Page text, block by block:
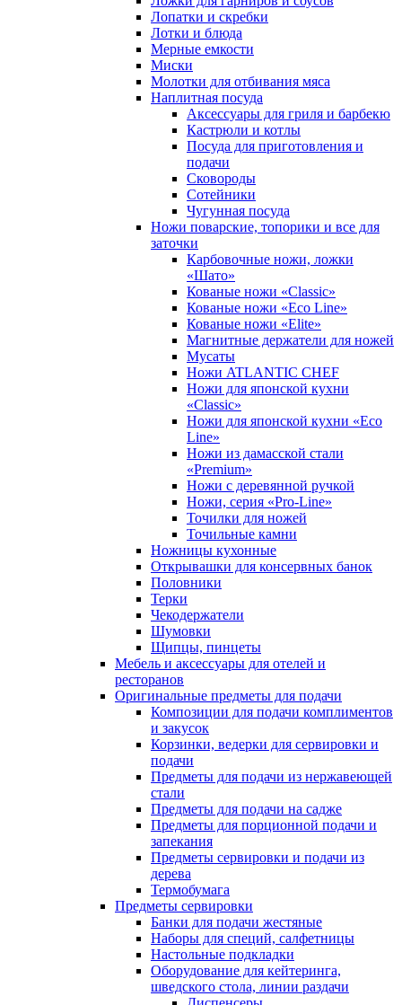
Лопатки и скребки
Лотки и блюда
Мерные емкости
Миски
Молотки для отбивания мяса
Наплитная посуда
Аксессуары для гриля и барбекю
Кастрюли и котлы
Посуда для приготовления и
подачи
Сковороды
Сотейники
Чугунная посуда
Ножи поварские, топорики и все для
заточки
Карбовочные ножи, ложки
«Шато»
Кованые ножи «Classic»
Кованые ножи «Eco Line»
Кованые ножи «Elite»
Магнитные держатели для ножей
Мусаты
Ножи ATLANTIC CHEF
Ножи для японской кухни
«Classic»
Ножи для японской кухни «Eco
Line»
Ножи из дамасской стали
«Premium»
Ножи с деревянной ручкой
Ножи, серия «Pro-Line»
Точилки для ножей
Точильные камни
Ножницы кухонные
Открывашки для консервных банок
Половники
Терки
Чекодержатели
Шумовки
Щипцы, пинцеты
Мебель и аксессуары для отелей и
ресторанов
Оригинальные предметы для подачи
Композиции для подачи комплиментов
и закусок
Корзинки, ведерки для сервировки и
подачи
Предметы для подачи из нержавеющей
стали
Предметы для подачи на садже
Предметы для порционной подачи и
запекания
Предметы сервировки и подачи из
дерева
Термобумага
Предметы сервировки
Банки для подачи жестяные
Наборы для специй, салфетницы
Настольные подкладки
Оборудование для кейтеринга,
шведского стола, линии раздачи